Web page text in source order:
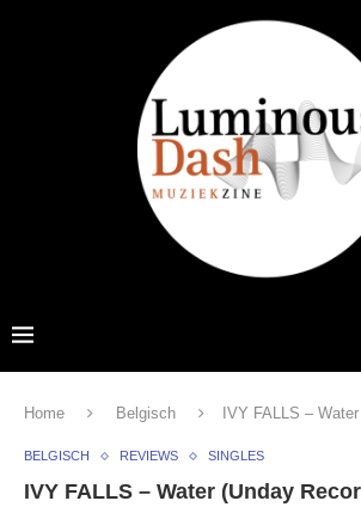
Home Belgisch IVY FALLS –
BELGISCH REVIEWS SINGLES
IVY FALLS – Water (Unday